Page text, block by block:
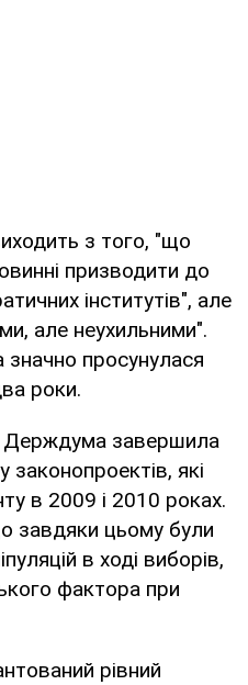
з того, "що
призводити до
інститутів", але
але неухильними".
значно просунулася
роки.
завершила
законопроектів, які
в 2009 і 2010 роках.
завдяки цьому були
в ході виборів,
фактора при
рівний